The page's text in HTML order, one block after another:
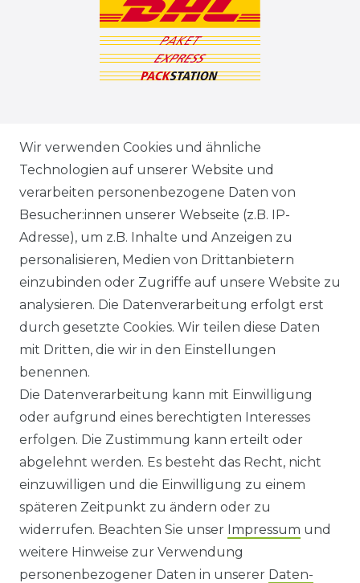
VERSANDARTEN & -KOSTEN
GEWERBETREIBENDE?
HILFE
KONTAKT
ANFAHRT
WIDERRUFS­FORMULAR
HINWEISE ZUR BATTERIEENTSORGUNG
IMPRESSUM
AGB UND KUNDENINFORMATIONEN
Wir verwenden Cookies und ähnliche
Technologien auf unserer Website und
verarbeiten personenbezogene Daten von
Besucher:innen unserer Webseite (z.B. IP-
Adresse), um z.B. Inhalte und Anzeigen zu
personalisieren, Medien von Drittanbietern
einzubinden oder Zugriffe auf unsere Website zu
analysieren. Die Datenverarbeitung erfolgt erst
durch gesetzte Cookies. Wir teilen diese Daten
mit Dritten, die wir in den Einstellungen
benennen.
Die Datenverarbeitung kann mit Einwilligung
oder aufgrund eines berechtigten Interesses
erfolgen. Die Zustimmung kann erteilt oder
abgelehnt werden. Es besteht das Recht, nicht
einzuwilligen und die Einwilligung zu einem
späteren Zeitpunkt zu ändern oder zu
widerrufen. Beachten Sie unser Impressum und
weitere Hinweise zur Verwendung
personenbezogener Daten in unserer Daten­